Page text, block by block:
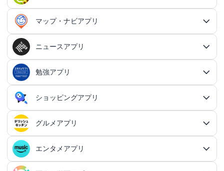
カードRPGアプリ
クイズRPGアプリ
カジュアルRPGアプリ
ステルスゲームアプリ
歴史シミュレーションアプリ
メタバース体験シミュレーションゲームアプリ
オンラインシューティングアプリ
縦スクシューティングアプリ
横スクシューティングアプリ
スナイパーゲームアプリ
ホラーアドベンチャーアプリ
サウンドノベルアプリ
サバイバルアドベンチャーアプリ
パズルゲームアプリ
脱出ゲームアプリ
クイズゲームアプリ
脳トレゲームアプリ
間違い探し・探し物ゲームアプリ
音楽ゲームアプリ総合
手持ち曲で遊ぶ音ゲーアプリ
ボカロ曲収録音ゲーアプリ
リズムタップゲームアプリ
オープンワールドアプリ
オープンワールドアプリ総合
3Dサンドボックスアプリ
カジュアルゲームアプリ
クレーンゲームアプリ
放置系ゲームアプリ
バカゲー・奇ゲーアプリ
萌え系カジュアルゲームアプリ
育成ゲームアプリ
育成ゲームアプリ総合
恋愛ゲームアプリ総合
乙女系恋愛ゲームアプリ
男性向け恋愛ゲームアプリ
キャラゲーアプリ
ポケモンアプリ
スポーツゲームアプリ
スポーツゲームアプリ総合
乗り物ゲームアプリ
確定申告アプリ
ギャンブルの管理アプリ
シンプルな日記アプリ
終活アプリ
登録でお金がもらえるアプリ
動画を見るだけで稼ぐアプリ
ポイ活ニュースアプリ
時計アプリ
タイマーアプリ
生理周期アプリ
体重管理アプリ
血圧記録アプリ
体温記録アプリ
趣味記録アプリ
家事アプリ
家事アプリ総合
料理アプリ
掃除アプリ
洗濯アプリ
家事分担アプリ
育児アプリ
育児アプリ総合
育児記録アプリ
知育アプリ
子育てSNSアプリ
授乳・離乳食の管理アプリ
防犯アプリ
防犯アプリ総合
防犯ブザーアプリ
防災アプリ
緊急地震速報アプリ
安否確認アプリ
防災マップアプリ
メモアプリ
メモアプリ総合
原稿用紙アプリ
電卓アプリ
電卓アプリ総合
時間計算機アプリ
インテリアアプリ
知恵袋・雑学アプリ
高音質ボイスレコーダーアプリ
顧客管理アプリ総合
ファイル管理アプリ
ファイル管理アプリ総合
クラウド保存・共有アプリ
PDFアプリ
ファイルマネージャーアプリ
オフィスソフトアプリ
名刺管理アプリ
名刺管理アプリ総合
会計アプリ
会計アプリ総合
請求書アプリ
経費精算アプリ
小売・卸売支援ツールアプリ
在庫管理アプリ
レジアプリ
思考整理アプリ
マインドマップアプリ
マンダラチャートアプリ
転職アプリ
転職アプリ総合
建築アプリ
建築アプリ総合
60代・シニア向けマッチングアプリ
カップルSNSアプリ
記念日アプリ
デートスポットアプリ
恋愛診断アプリ
恋愛相談アプリ
女性の悩み解決アプリ
スピードテストアプリ
VPNアプリ
テザリングアプリ
スマホ最適化アプリ総合
メモリの確認／解放アプリ
セキュリティアプリ
パスワード管理アプリ
セキュリティ対策アプリ
VPNアプリ
覗き見防止アプリ
キーボードアプリ
キーボードアプリ総合
文字起こしアプリ
顔文字・絵文字アプリ
日本語入力アプリ
クリップボードアプリ
定型文アプリ
画面の設定アプリ
ホーム画面アプリ
ウィジェットカスタマイズアプリ
ロック画面カスタマイズアプリ
画面録画アプリ
音の設定アプリ
録音アプリ
着信音アプリ
音楽編集アプリ
テキスト読み上げアプリ
X（Twitter）アプリ
LINEアプリ
マストドンアプリ
写真投稿SNSアプリ
動画投稿SNSアプリ
Instagramアプリ
オタクSNSアプリ
フリーメールアプリ
チャットアプリ
チャットアプリ総合
SMSアプリ
お絵描きチャットアプリ
ボイス・ビデオチャットアプリ
電話アプリ
電話アプリ総合
ビデオ通話アプリ
電話帳アプリ
国際電話アプリ
掲示板アプリ
掲示板アプリ総合
ゲーム募集アプリ
地元コミュニティアプリ
アイコン画像アプリ
アイコン画像アプリ総合
アバター・似顔絵アプリ
年賀状・カードアプリ
年賀状アプリ
住所録アプリ
ポストカードアプリ
イベント企画アプリ
イベント企画アプリ総合
AI彼氏・彼女アプリ
メイク・スキンケアアプリ
ネイルアプリ
ファッションアプリ
コーデの参考アプリ
服デザインアプリ
着回し術アプリ
ボディケア・エステアプリ
女性向けダイエットアプリ
整形アプリ
陸上競技アプリ
陸上競技アプリ総合
ウォーキングアプリ
ランニングアプリ
自転車アプリ
ジョギング・サイクリングの道を記録アプリ
テニスアプリ
ライトアプリ
ライトアプリ総合
野球アプリ
野球アプリ総合
プロ野球速報アプリ
野球スコアアプリ
ボウリングアプリ
ボウリングゲームアプリ
速度計測アプリ
速度計測アプリ総合
球技アプリ
ヘルスケアアプリ総合
健康管理アプリ
健康管理アプリ総合
体重管理アプリ
睡眠アプリ
ウォーキングアプリ
血圧記録アプリ
妊娠・出産アプリ
認知症・物忘れ防止アプリ総合
ダイエットアプリ
ダイエットアプリ総合
体重管理アプリ
身体測定アプリ
身体測定アプリ総合
家庭医学・セルフケアアプリ
マップ・ナビアプリ
マップ・ナビアプリ総合
ドライブアプリ
バイクナビアプリ
道路交通情報アプリ
安全運転アプリ
鉄道アプリ
駅構内案内アプリ
旅行アプリ
旅行アプリ総合
観光アプリ
飲食店検索アプリ
飲食店検索アプリ総合
おでかけ情報アプリ
ニュースアプリ
ニュースアプリ総合
スポーツニュースアプリ
スポーツニュースアプリ総合
サッカー情報アプリ
プロ野球速報アプリ
天気アプリ
勉強アプリ
勉強アプリ総合
語学アプリ
語学アプリ総合
英語アプリ
資格アプリ
勉強効率化アプリ
ショッピングアプリ
ショッピングアプリ総合
フリマアプリ
フリマアプリ総合
グルメアプリ
グルメアプリ総合
エンタメアプリ